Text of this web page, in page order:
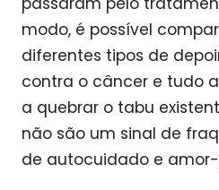
modo, é possível
diferentes tipos de
contra o câncer e tudo
a quebrar o tabu
não são um sinal de
de autocuidado e amor-